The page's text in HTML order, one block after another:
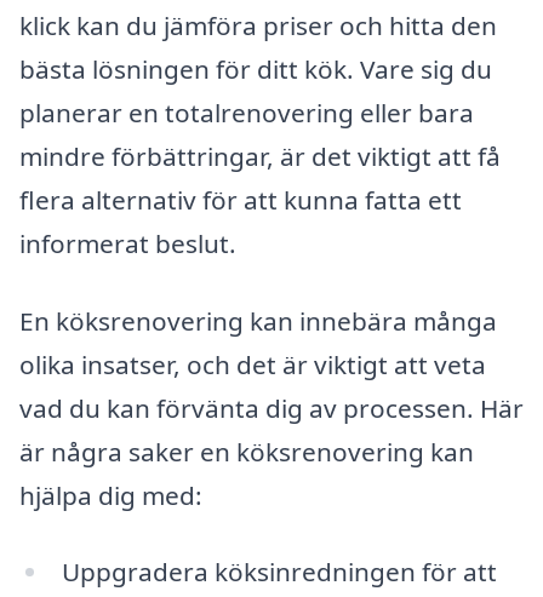
klick kan du jämföra priser och hitta den
bästa lösningen för ditt kök. Vare sig du
planerar en totalrenovering eller bara
mindre förbättringar, är det viktigt att få
flera alternativ för att kunna fatta ett
informerat beslut.
En köksrenovering kan innebära många
olika insatser, och det är viktigt att veta
vad du kan förvänta dig av processen. Här
är några saker en köksrenovering kan
hjälpa dig med:
Uppgradera köksinredningen för att